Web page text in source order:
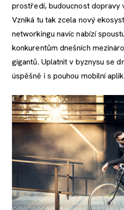
prostředí, budoucnost dopravy
Vzniká tu tak zcela nový
networkingu navíc nabízí
konkurentům dnešních
gigantů. Uplatnit v byznysu se
úspěšně i s pouhou mobilní